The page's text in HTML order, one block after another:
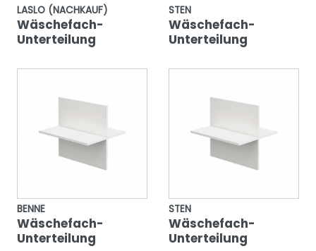
LASLO (NACHKAUF)
Wäschefach-
Unterteilung
STEN
Wäschefach-
Unterteilung
BENNE
Wäschefach-
Unterteilung
STEN
Wäschefach-
Unterteilung